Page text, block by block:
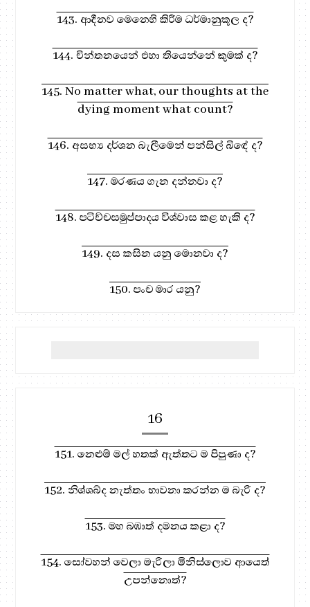
143. ආදීනව මෙනෙහි කිරීම ධර්මානුකූල ද?
144. චින්තනයෙන් එහා තියෙන්නේ කුමක් ද?
145. No matter what, our thoughts at the
dying moment what count?
146. අසභ්‍ය දර්ශන බැලීමෙන් පන්සිල් බිඳේ ද?
147. මරණය ගැන දන්නවා ද?
148. පටිච්චසමුප්පාදය විශ්වාස කළ හැකි ද?
149. දස කසින යනු මොනවා ද?
150. පංච මාර යනු?
16
151. නෙළුම් මල් හතක් ඇත්තට ම පිපුණා ද?
152. නිශ්ශබ්ද නැත්තං භාවනා කරන්න ම බැරි ද?
153. මහ බඹාත් දමනය කළා ද?
154. සෝවහන් වෙලා මැරිලා මිනිස්ලොව ආයෙත්
උපන්නොත්?